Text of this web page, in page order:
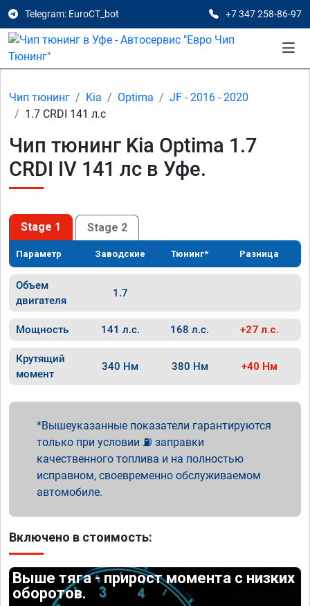
Telegram: EuroCT_bot +7 347 258-86-97
Чип тюнинг Kia Optima
JF - 2016 - 2020
1.7 CRDI 141 л.с
Чип тюнинг Kia Optima 1.7
CRDI IV 141 лс в Уфе.
Stage 1 Stage 2
Параметр Заводские Тюнинг* Разница
Объем
двигателя
1.7
Мощность 141 л.с. 168 л.с. +27 л.с.
Крутящий
момент
340 Нм 380 Нм +40 Нм
Вышеуказанные показатели гарантируются
только при условии ⛽ заправки
качественного топлива и на полностью
исправном, своевременно обслуживаемом
автомобиле.
Включено в стоимость:
Выше тяга - прирост момента с низких
оборотов.